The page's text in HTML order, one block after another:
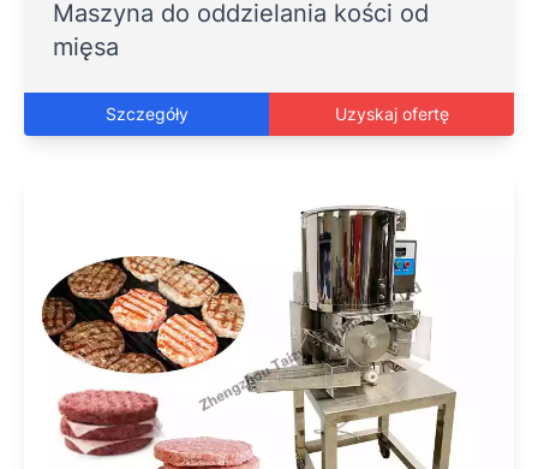
Maszyna do oddzielania kości od
mięsa
Szczegóły Uzyskaj ofertę